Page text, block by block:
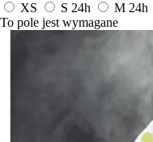
XS
S 24h M 24h
To pole jest wymagane